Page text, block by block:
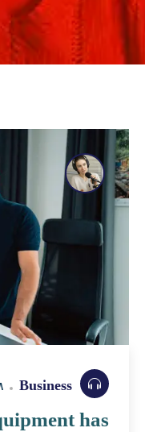
Business
has